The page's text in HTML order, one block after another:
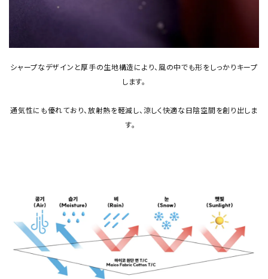
シャープなデザインと厚手の生地構造により、風の中でも形をしっかりキープ
します。
通気性にも優れており、放射熱を軽減し、涼しく快適な日陰空間を創り出しま
す。